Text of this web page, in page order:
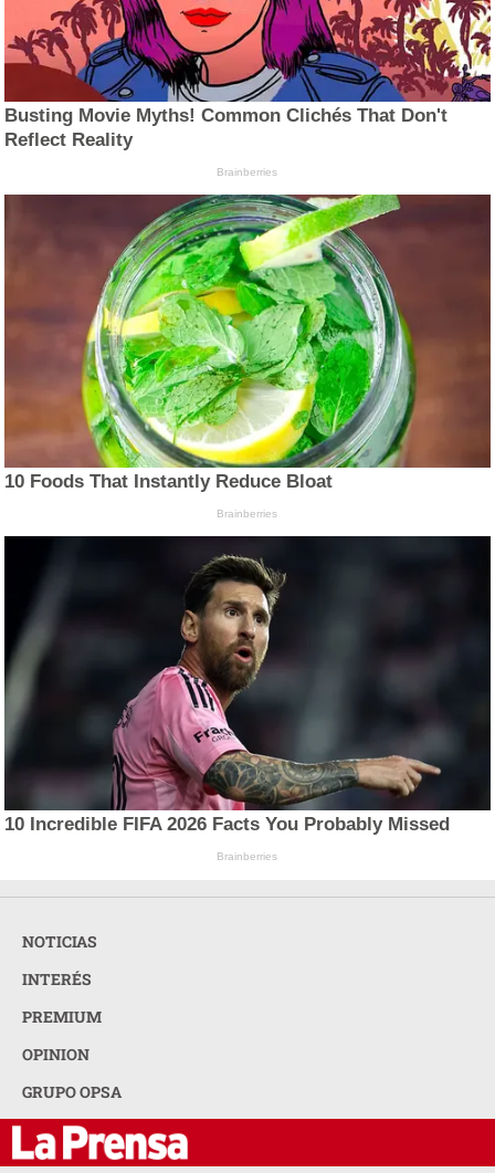
Busting Movie Myths! Common Clichés That Don't
Reflect Reality
Brainberries
10 Foods That Instantly Reduce Bloat
Brainberries
10 Incredible FIFA 2026 Facts You Probably Missed
Brainberries
NOTICIAS
INTERÉS
PREMIUM
OPINION
GRUPO OPSA